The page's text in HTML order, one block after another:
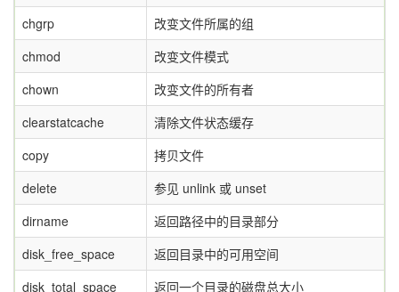
chgrp
改变文件所属的组
chmod
改变文件模式
chown
改变文件的所有者
clearstatcache
清除文件状态缓存
copy
拷贝文件
delete
参见 unlink 或 unset
dirname
返回路径中的目录部分
disk_free_space
返回目录中的可用空间
disk_total_space
返回一个目录的磁盘总大小